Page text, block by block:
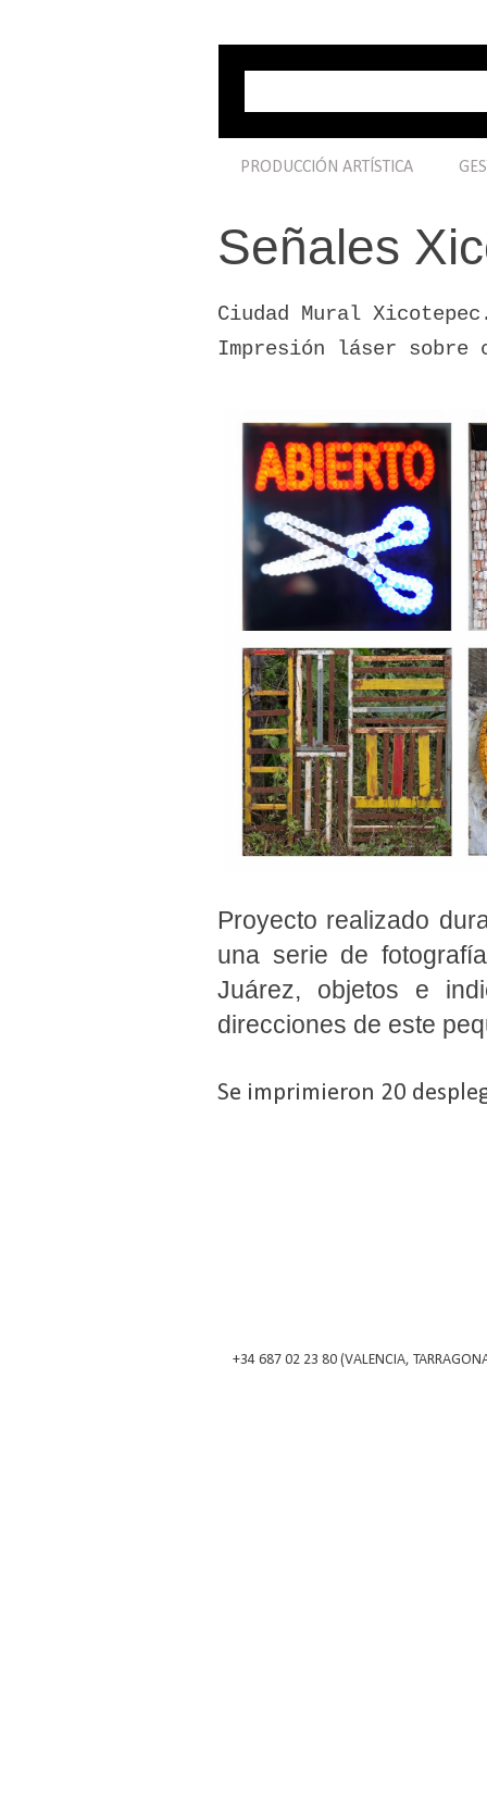
PRODUCCIÓN ARTÍSTICA
Señales
Ciudad Mural
Impresión láser sobre
Proyecto realizado
una serie de
Juárez, objetos e
direcciones de este
Se imprimieron 20
+34 687 02 23 80 (VALENCIA,